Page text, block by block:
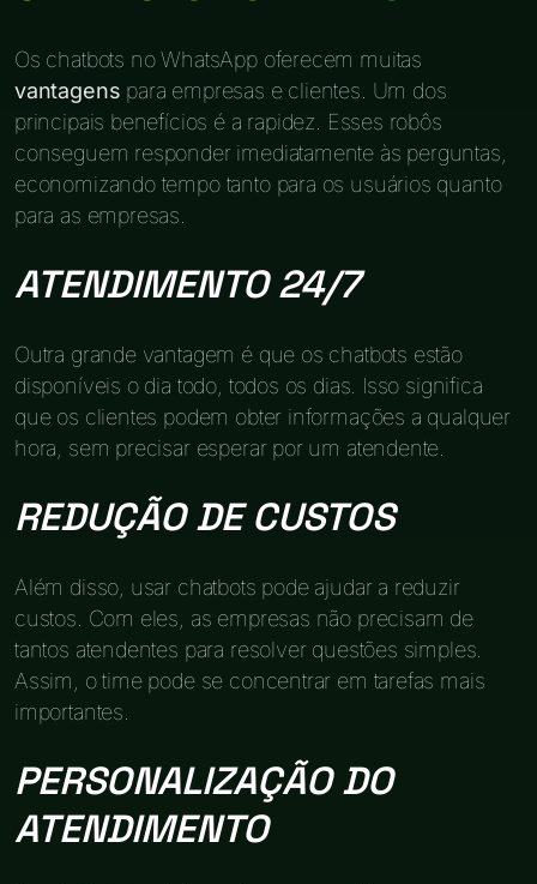
Os chatbots no WhatsApp oferecem muitas
vantagens para empresas e clientes. Um dos
principais benefícios é a rapidez. Esses robôs
conseguem responder imediatamente às perguntas,
economizando tempo tanto para os usuários quanto
para as empresas.
ATENDIMENTO 24/7
Outra grande vantagem é que os chatbots estão
disponíveis o dia todo, todos os dias. Isso significa
que os clientes podem obter informações a qualquer
hora, sem precisar esperar por um atendente.
REDUÇÃO DE CUSTOS
Além disso, usar chatbots pode ajudar a reduzir
custos. Com eles, as empresas não precisam de
tantos atendentes para resolver questões simples.
Assim, o time pode se concentrar em tarefas mais
importantes.
PERSONALIZAÇÃO DO
ATENDIMENTO